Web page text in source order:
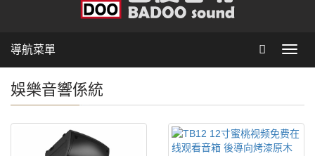
導航菜單
娛樂音響係統